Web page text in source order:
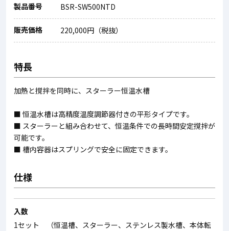
製品番号 BSR-SW500NTD
販売価格 220,000円（税抜）
特長
加熱と撹拌を同時に、スターラー恒温水槽
■ 恒温水槽は高精度温度調節器付きの平形タイプです。
■ スターラーと組み合わせて、恒温条件での長時間安定撹拌が
可能です。
■ 槽内容器はスプリングで安全に固定できます。
仕様
入数
1セット （恒温槽、スターラー、ステンレス製水槽、本体転